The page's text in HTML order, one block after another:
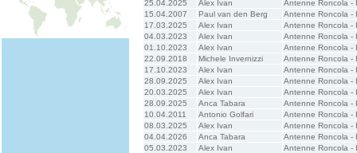
25.04.2025
Alex Ivan
Antenne Roncola -
15.04.2007
Paul van den Berg
Antenne Roncola -
17.03.2025
Alex Ivan
Antenne Roncola -
04.03.2023
Alex Ivan
Antenne Roncola -
01.10.2023
Alex Ivan
Antenne Roncola -
22.09.2018
Michele Invernizzi
Antenne Roncola -
17.10.2023
Alex Ivan
Antenne Roncola -
28.09.2025
Alex Ivan
Antenne Roncola -
20.03.2025
Alex Ivan
Antenne Roncola -
28.09.2025
Anca Tabara
Antenne Roncola -
10.04.2011
Antonio Golfari
Antenne Roncola -
08.03.2025
Alex Ivan
Antenne Roncola -
04.04.2026
Anca Tabara
Antenne Roncola -
05.03.2023
Alex Ivan
Antenne Roncola -